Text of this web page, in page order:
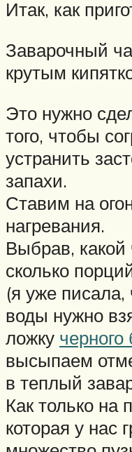
Итак, как
Заварочный
крутым
Это нужно
того, чтобы
устранить
запахи.
Ставим на
нагревания.
Выбрав,
сколько
(я уже писала,
воды нужно
ложку черного
высыпаем
в теплый
Как только на
которая у нас